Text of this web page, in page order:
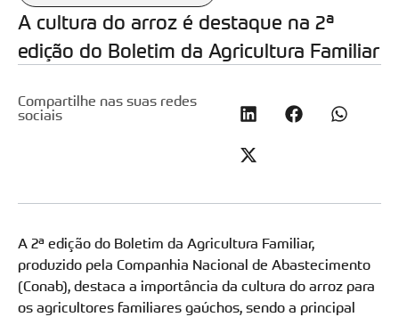
A cultura do arroz é destaque na 2ª
edição do Boletim da Agricultura Familiar
Compartilhe nas suas redes
sociais
A 2ª edição do Boletim da Agricultura Familiar,
produzido pela Companhia Nacional de Abastecimento
(Conab), destaca a importância da cultura do arroz para
os agricultores familiares gaúchos, sendo a principal